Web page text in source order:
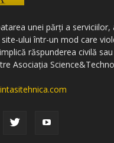
unei părți a
ului într-un mod care
răspunderea civilă
Asociația